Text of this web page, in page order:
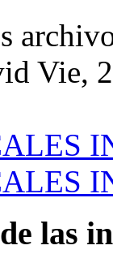
Vie,
las